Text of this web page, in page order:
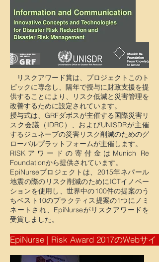
リスクアワード賞は、プロジェクトこのト
ピックに専念し、隔年で授与に財政支援を提
供することにより、リスク低減と災害管理を
改善するために設定されています。
授与式は、GRFダボスが主催する国際災害リ
スク会議（IDRC）、およびUNISDRが主催
するジュネーブの災害リスク削減のためのグ
ローバルプラットフォームが主催します。
RISKアワードの寄付金はMunich Re
Foundationから提供されています。
EpiNurseプロジェクトは、2015年ネパール
地震の際のリスク削減のためにICTイノベー
ションを使用し、世界中の100件の提案のう
ちベスト10のプラクティス提案の1つにノミ
ネートされ、EpiNurseがリスクアワードを
受賞しました。
EpiNurse | Risk Award 2017のWebサ